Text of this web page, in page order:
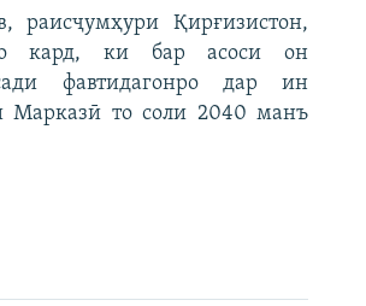
раисҷумҳури Қирғизистон,
кард, ки бар асоси он
фавтидагонро дар ин
Марказӣ то соли 2040 манъ